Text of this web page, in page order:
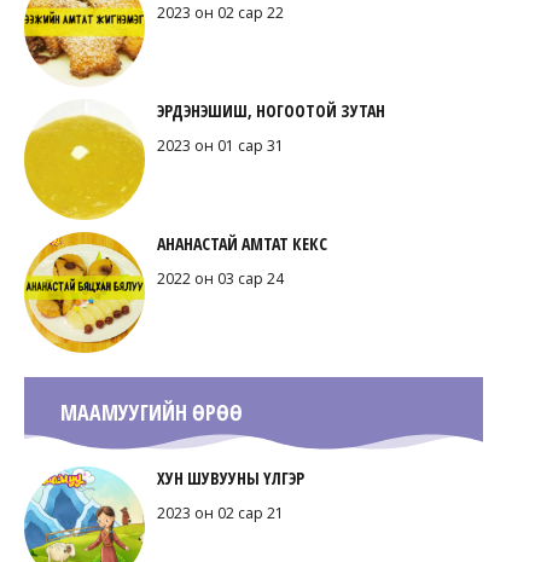
2023 он 02 сар 22
ЭРДЭНЭШИШ, НОГООТОЙ ЗУТАН
2023 он 01 сар 31
АНАНАСТАЙ АМТАТ КЕКС
2022 он 03 сар 24
МААМУУГИЙН ӨРӨӨ
ХУН ШУВУУНЫ ҮЛГЭР
2023 он 02 сар 21